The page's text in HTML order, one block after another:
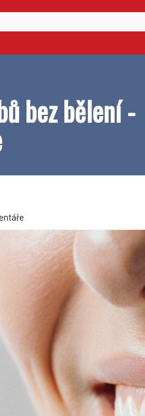
bez bělení -